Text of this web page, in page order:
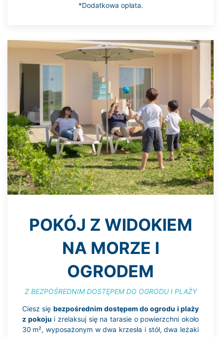
*Dodatkowa opłata.
POKÓJ Z WIDOKIEM
NA MORZE I
OGRODEM
Z BEZPOŚREDNIM DOSTĘPEM DO OGRODU I PLAŻY
Ciesz się bezpośrednim dostępem do ogrodu i plaży
z pokoju i zrelaksuj się na tarasie o powierzchni około
30 m², wyposażonym w dwa krzesła i stół, dwa leżaki